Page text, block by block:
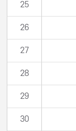
25
26
27
28
29
30